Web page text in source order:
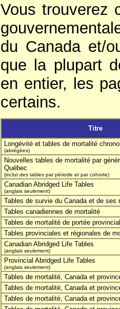
Vous trouverez
du Canada et/
que la plupart
en entier, les
certains.
Titre
Longévité et tables de mortalité
(abrégées)
Nouvelles tables de mortalité par
Québec
(inclut des tables par période et par cohorte)
Canadian Abridged Life Tables
(anglais seulement)
Tables de survie du Canada et de ses
Tables canadiennes de mortalité
Tables de mortalité de portée
Tables provinciales et régionales de
Canadian Abridged Life Tables
(anglais seulement)
Provincial Abridged Life Tables
(anglais seulement)
Tables de mortalité, Canada et
Tables de mortalité, Canada et
Tables de mortalité, Canada et